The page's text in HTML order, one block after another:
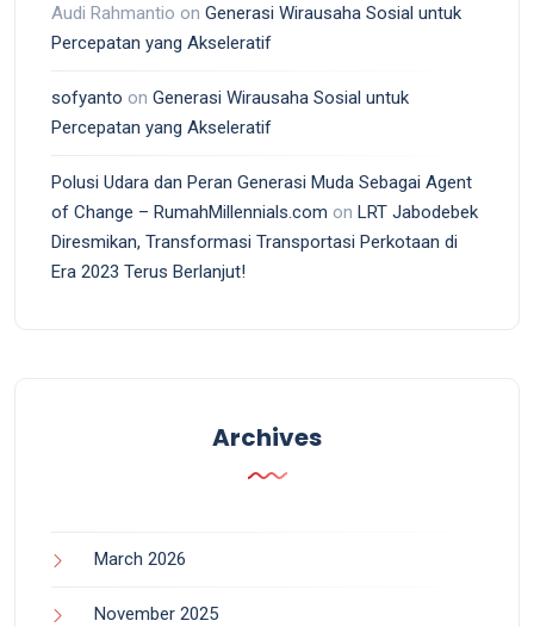
Audi Rahmantio on Generasi Wirausaha Sosial untuk
Percepatan yang Akseleratif
sofyanto on Generasi Wirausaha Sosial untuk
Percepatan yang Akseleratif
Polusi Udara dan Peran Generasi Muda Sebagai Agent
of Change – RumahMillennials.com on LRT Jabodebek
Diresmikan, Transformasi Transportasi Perkotaan di
Era 2023 Terus Berlanjut!
Archives
March 2026
November 2025